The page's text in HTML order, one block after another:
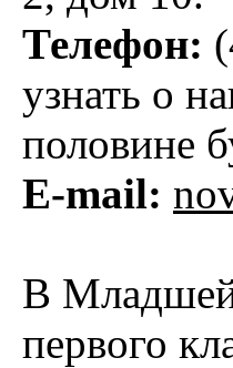
Телефон:
узнать о
половине
E-mail:
В Младшей
первого